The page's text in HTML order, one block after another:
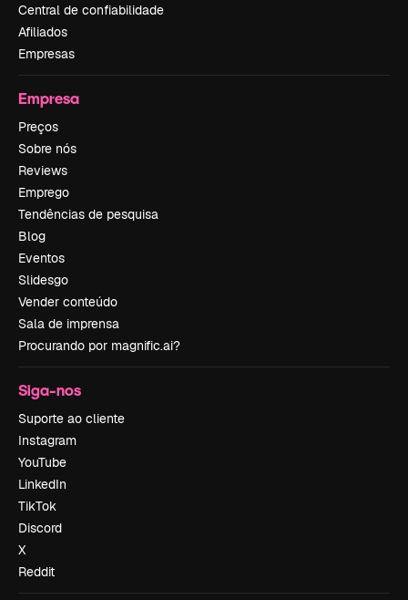
Central de confiabilidade
Afiliados
Empresas
Empresa
Preços
Sobre nós
Reviews
Emprego
Tendências de pesquisa
Blog
Eventos
Slidesgo
Vender conteúdo
Sala de imprensa
Procurando por magnific.ai?
Siga-nos
Suporte ao cliente
Instagram
YouTube
LinkedIn
TikTok
Discord
X
Reddit